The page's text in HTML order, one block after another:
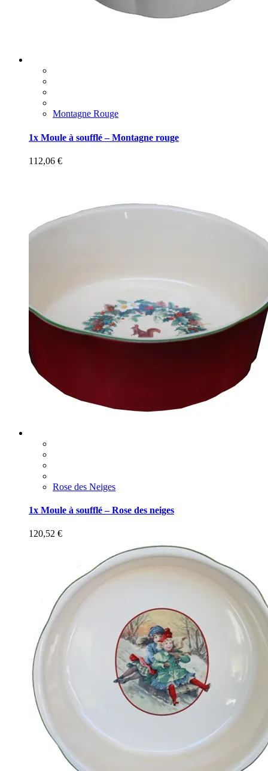
Montagne Rouge
1x Moule à soufflé – Montagne rouge
112,06 €
Rose des Neiges
1x Moule à soufflé – Rose des neiges
120,52 €